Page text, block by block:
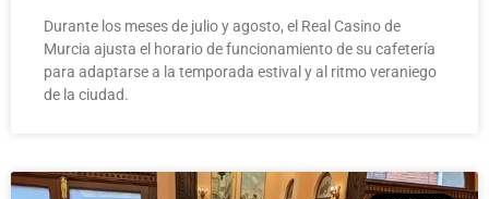
Durante los meses de julio y agosto, el Real Casino de
Murcia ajusta el horario de funcionamiento de su cafetería
para adaptarse a la temporada estival y al ritmo veraniego
de la ciudad.